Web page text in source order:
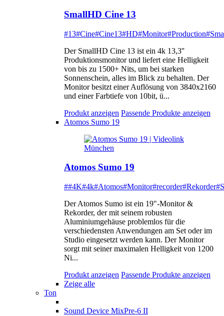
SmallHD Cine 13
#13#Cine#Cine13#HD#Monitor#Production
Der SmallHD Cine 13 ist ein 4k 13,3''
Produktionsmonitor und liefert eine Helligkeit
von bis zu 1500+ Nits, um bei starken
Sonnenschein, alles im Blick zu behalten. Der
Monitor besitzt einer Auflösung von 3840x2160
und einer Farbtiefe von 10bit, ü...
Produkt anzeigen Passende Produkte anzeigen
Atomos Sumo 19
Atomos Sumo 19
##4K#4k#Atomos#Monitor#recorder#Rekorder
Der Atomos Sumo ist ein 19"-Monitor &
Rekorder, der mit seinem robusten
Aluminiumgehäuse problemlos für die
verschiedensten Anwendungen am Set oder im
Studio eingesetzt werden kann. Der Monitor
sorgt mit seiner maximalen Helligkeit von 1200
Ni...
Produkt anzeigen Passende Produkte anzeigen
Zeige alle
Ton
Sound Device MixPre-6 II